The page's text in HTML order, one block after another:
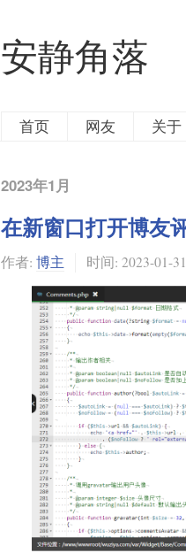
安静角落
首页 网友 关于
2023年1月
在新窗口打开博友
作者: 博主 时间: 2023-01-31